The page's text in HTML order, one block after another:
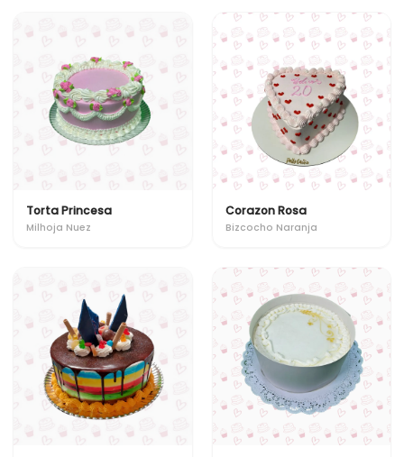
Torta Princesa
Milhoja Nuez
Corazon Rosa
Bizcocho Naranja